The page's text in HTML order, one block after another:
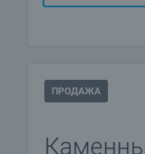
ПРОДАЖА